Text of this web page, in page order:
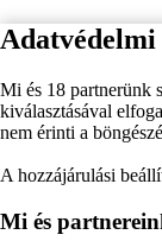
Mi és 18 partnerünk
kiválasztásával
nem érinti a
A hozzájárulási
Mi és